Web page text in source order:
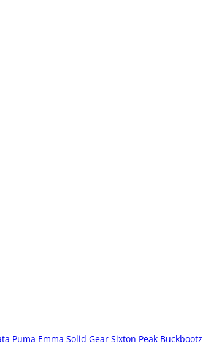
Puma Emma Solid Gear Sixton Peak Buckbootz